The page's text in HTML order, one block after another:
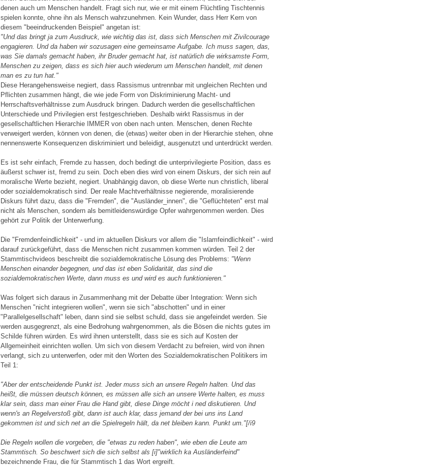
denen auch um Menschen handelt. Fragt sich nur, wie er mit einem Flüchtling Tischtennis
spielen konnte, ohne ihn als Mensch wahrzunehmen. Kein Wunder, dass Herr Kern von
diesem "beeindruckenden Beispiel" angetan ist:
"Und das bringt ja zum Ausdruck, wie wichtig das ist, dass sich Menschen mit Zivilcourage
engagieren. Und da haben wir sozusagen eine gemeinsame Aufgabe. Ich muss sagen, das,
was Sie damals gemacht haben, ihr Bruder gemacht hat, ist natürlich die wirksamste Form,
Menschen zu zeigen, dass es sich hier auch wiederum um Menschen handelt, mit denen
man es zu tun hat."
Diese Herangehensweise negiert, dass Rassismus untrennbar mit ungleichen Rechten und
Pflichten zusammen hängt, die wie jede Form von Diskriminierung Macht- und
Herrschaftsverhältnisse zum Ausdruck bringen. Dadurch werden die gesellschaftlichen
Unterschiede und Privilegien erst festgeschrieben. Deshalb wirkt Rassismus in der
gesellschaftlichen Hierarchie IMMER von oben nach unten. Menschen, denen Rechte
verweigert werden, können von denen, die (etwas) weiter oben in der Hierarchie stehen, ohne
nennenswerte Konsequenzen diskriminiert und beleidigt, ausgenutzt und unterdrückt werden.
Es ist sehr einfach, Fremde zu hassen, doch bedingt die unterprivilegierte Position, dass es
äußerst schwer ist, fremd zu sein. Doch eben dies wird von einem Diskurs, der sich rein auf
moralische Werte bezieht, negiert. Unabhängig davon, ob diese Werte nun christlich, liberal
oder sozialdemokratisch sind. Der reale Machtverhältnisse negierende, moralisierende
Diskurs führt dazu, dass die "Fremden", die "Ausländer_innen", die "Geflüchteten" erst mal
nicht als Menschen, sondern als bemitleidenswürdige Opfer wahrgenommen werden. Dies
gehört zur Politik der Unterwerfung.
Die "Fremdenfeindlichkeit" - und im aktuellen Diskurs vor allem die "Islamfeindlichkeit" - wird
darauf zurückgeführt, dass die Menschen nicht zusammen kommen würden. Teil 2 der
Stammtischvideos beschreibt die sozialdemokratische Lösung des Problems: "Wenn
Menschen einander begegnen, und das ist eben Solidarität, das sind die
sozialdemokratischen Werte, dann muss es und wird es auch funktionieren."
Was folgert sich daraus in Zusammenhang mit der Debatte über Integration: Wenn sich
Menschen "nicht integrieren wollen", wenn sie sich "abschotten" und in einer
"Parallelgesellschaft" leben, dann sind sie selbst schuld, dass sie angefeindet werden. Sie
werden ausgegrenzt, als eine Bedrohung wahrgenommen, als die Bösen die nichts gutes im
Schilde führen würden. Es wird ihnen unterstellt, dass sie es sich auf Kosten der
Allgemeinheit einrichten wollen. Um sich von diesem Verdacht zu befreien, wird von ihnen
verlangt, sich zu unterwerfen, oder mit den Worten des Sozialdemokratischen Politikers im
Teil 1:
"Aber der entscheidende Punkt ist. Jeder muss sich an unsere Regeln halten. Und das
heißt, die müssen deutsch können, es müssen alle sich an unsere Werte halten, es muss
klar sein, dass man einer Frau die Hand gibt, diese Dinge möcht i ned diskutieren. Und
wenn's an Regelverstoß gibt, dann ist auch klar, dass jemand der bei uns ins Land
gekommen ist und sich net an die Spielregeln hält, da net bleiben kann. Punkt um."[/i9
Die Regeln wollen die vorgeben, die "etwas zu reden haben", wie eben die Leute am
Stammtisch. So beschwert sich die sich selbst als [i]"wirklich ka Ausländerfeind"
bezeichnende Frau, die für Stammtisch 1 das Wort ergreift.